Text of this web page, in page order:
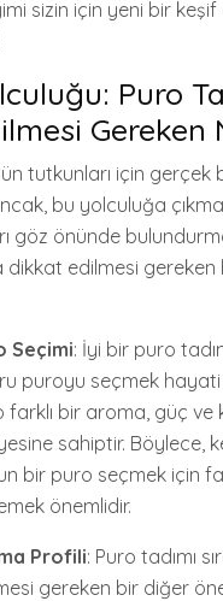
sizin için yeni bir keşif
Puro
Gereken
tutkunları için gerçek
bu yolculuğa
göz önünde
dikkat edilmesi gereken
Seçimi: İyi bir puro
puroyu seçmek hayati
farklı bir aroma, güç ve
sahiptir. Böylece,
bir puro seçmek için
önemlidir.
Profili: Puro tadımı
gereken bir diğer